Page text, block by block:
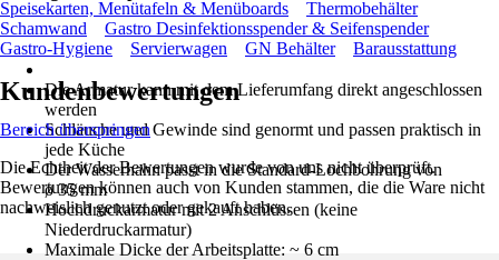
Die Armatur kann mit dem Lieferumfang direkt angeschlossen
werden
Schläuche und Gewinde sind genormt und passen praktisch in
jede Küche
Der Wasserhahn passt in die Standard-Lochbohrung von
ø 35 mm
Hochdruckarmatur mit 2 Anschlüssen (keine
Niederdruckarmatur)
Maximale Dicke der Arbeitsplatte: ~ 6 cm
Speisekarten, Menütafeln & Menüboards
Thermobehälter
Schamwand
Gastro Desinfektionsspender & Seifenspender
Gastro-Hygiene
Servierwagen GN Behälter Barausstattung
Kundenbewertungen
Bereich überspringen
Die Echtheit der Bewertungen wurde von uns nicht überprüft.
Bewertungen können auch von Kunden stammen, die die Ware nicht
nachweislich genutzt oder gekauft haben.